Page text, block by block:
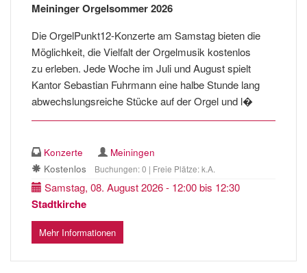
Meininger Orgelsommer 2026
Die OrgelPunkt12-Konzerte am Samstag bieten die
Möglichkeit, die Vielfalt der Orgelmusik kostenlos
zu erleben. Jede Woche im Juli und August spielt
Kantor Sebastian Fuhrmann eine halbe Stunde lang
abwechslungsreiche Stücke auf der Orgel und l�
Konzerte
Meiningen
Kostenlos
Buchungen: 0 | Freie Plätze: k.A.
Samstag, 08. August 2026 - 12:00 bis 12:30
Stadtkirche
Mehr Informationen